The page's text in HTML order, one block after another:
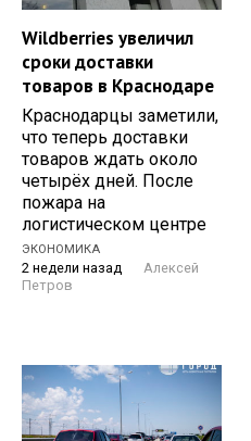
Wildberries увеличил
сроки доставки
товаров в Краснодаре
Краснодарцы заметили,
что теперь доставки
товаров ждать около
четырёх дней. После
пожара на
логистическом центре
ЭКОНОМИКА
2 недели назад
Алексей
Петров